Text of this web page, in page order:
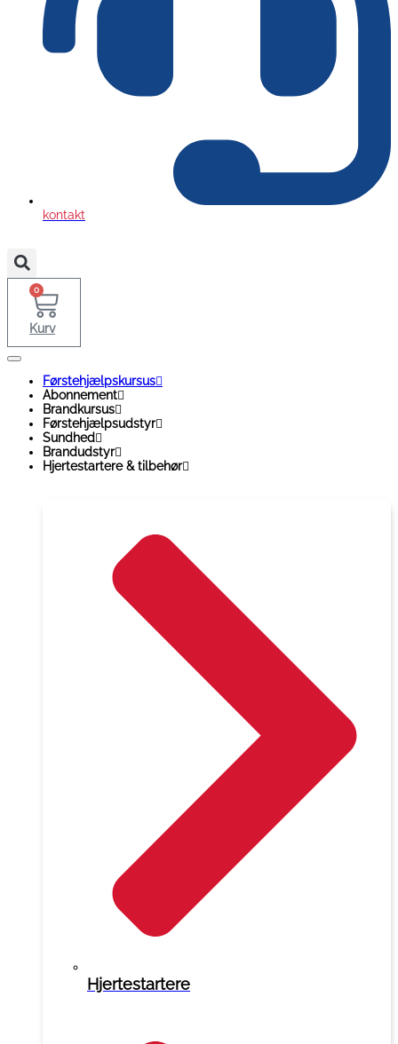
kontakt
0
Kurv
Førstehjælpskursus
Abonnement
Brandkursus
Førstehjælpsudstyr
Sundhed
Brandudstyr
Hjertestartere & tilbehør
Hjertestartere